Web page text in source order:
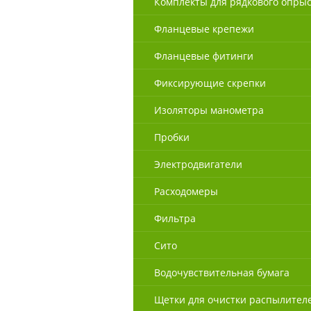
Фланцевые крепежи
Фланцевые фитинги
Фиксирующие скрепки
Изоляторы манометра
Пробки
Электродвигатели
Расходомеры
Фильтра
Сито
Водочувствительная бумага
Щетки для очистки